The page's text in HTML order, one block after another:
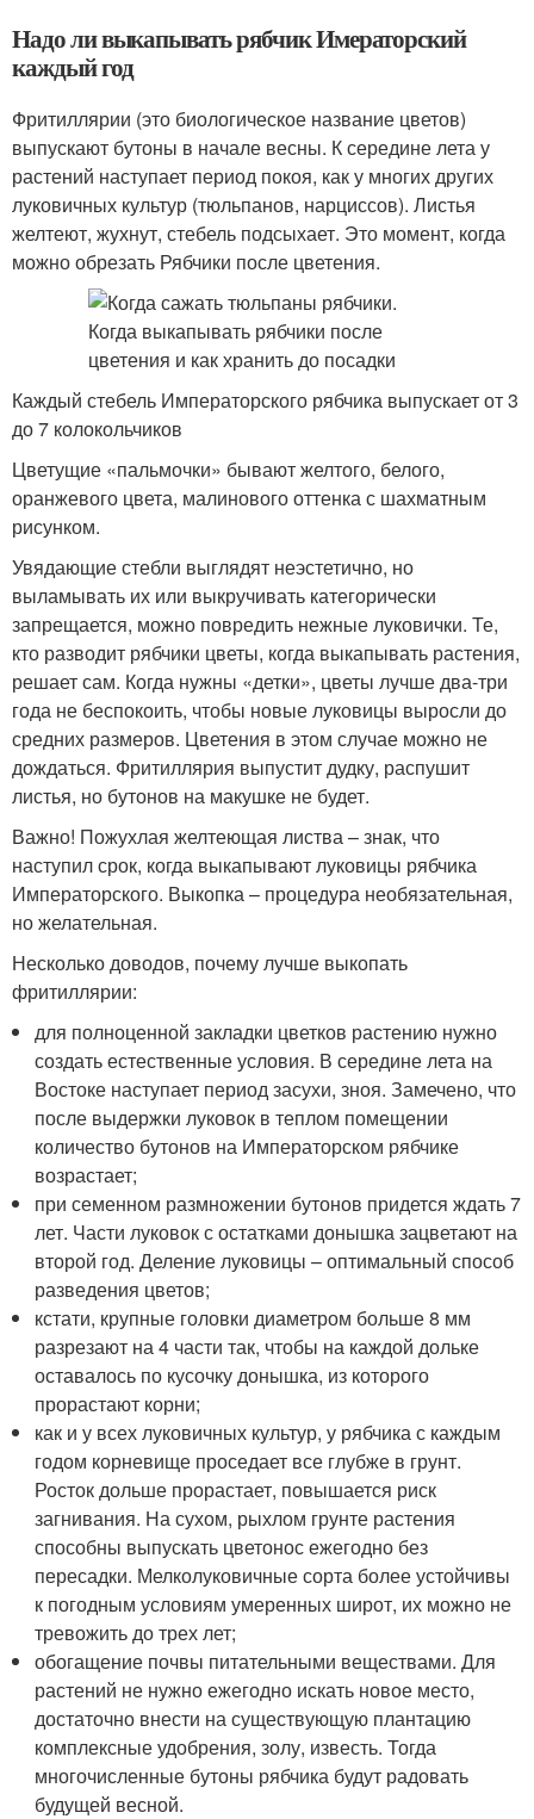
Надо ли выкапывать рябчик Имераторский
каждый год
Фритиллярии (это биологическое название цветов)
выпускают бутоны в начале весны. К середине лета у
растений наступает период покоя, как у многих других
луковичных культур (тюльпанов, нарциссов). Листья
желтеют, жухнут, стебель подсыхает. Это момент, когда
можно обрезать Рябчики после цветения.
Каждый стебель Императорского рябчика выпускает от 3
до 7 колокольчиков
Цветущие «пальмочки» бывают желтого, белого,
оранжевого цвета, малинового оттенка с шахматным
рисунком.
Увядающие стебли выглядят неэстетично, но
выламывать их или выкручивать категорически
запрещается, можно повредить нежные луковички. Те,
кто разводит рябчики цветы, когда выкапывать растения,
решает сам. Когда нужны «детки», цветы лучше два-три
года не беспокоить, чтобы новые луковицы выросли до
средних размеров. Цветения в этом случае можно не
дождаться. Фритиллярия выпустит дудку, распушит
листья, но бутонов на макушке не будет.
Важно! Пожухлая желтеющая листва – знак, что
наступил срок, когда выкапывают луковицы рябчика
Императорского. Выкопка – процедура необязательная,
но желательная.
Несколько доводов, почему лучше выкопать
фритиллярии:
для полноценной закладки цветков растению нужно
создать естественные условия. В середине лета на
Востоке наступает период засухи, зноя. Замечено, что
после выдержки луковок в теплом помещении
количество бутонов на Императорском рябчике
возрастает;
при семенном размножении бутонов придется ждать 7
лет. Части луковок с остатками донышка зацветают на
второй год. Деление луковицы – оптимальный способ
разведения цветов;
кстати, крупные головки диаметром больше 8 мм
разрезают на 4 части так, чтобы на каждой дольке
оставалось по кусочку донышка, из которого
прорастают корни;
как и у всех луковичных культур, у рябчика с каждым
годом корневище проседает все глубже в грунт.
Росток дольше прорастает, повышается риск
загнивания. На сухом, рыхлом грунте растения
способны выпускать цветонос ежегодно без
пересадки. Мелколуковичные сорта более устойчивы
к погодным условиям умеренных широт, их можно не
тревожить до трех лет;
обогащение почвы питательными веществами. Для
растений не нужно ежегодно искать новое место,
достаточно внести на существующую плантацию
комплексные удобрения, золу, известь. Тогда
многочисленные бутоны рябчика будут радовать
будущей весной.